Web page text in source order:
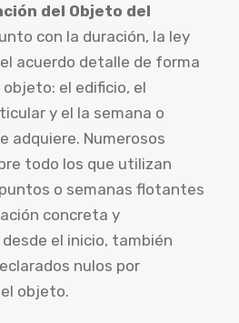
del Objeto del
con la duración, la ley
acuerdo detalle de forma
el edificio, el
y el la semana o
adquiere. Numerosos
todo los que utilizan
o semanas flotantes
concreta y
el inicio, también
nulos por
objeto.